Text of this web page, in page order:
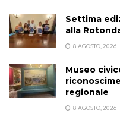
Settima
alla
8 AGOSTO, 2026
Museo
regionale
8 AGOSTO, 2026